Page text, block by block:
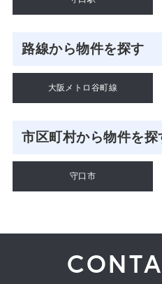
路線から物件を探す
大阪メトロ谷町線
市区町村から物件を探
守口市